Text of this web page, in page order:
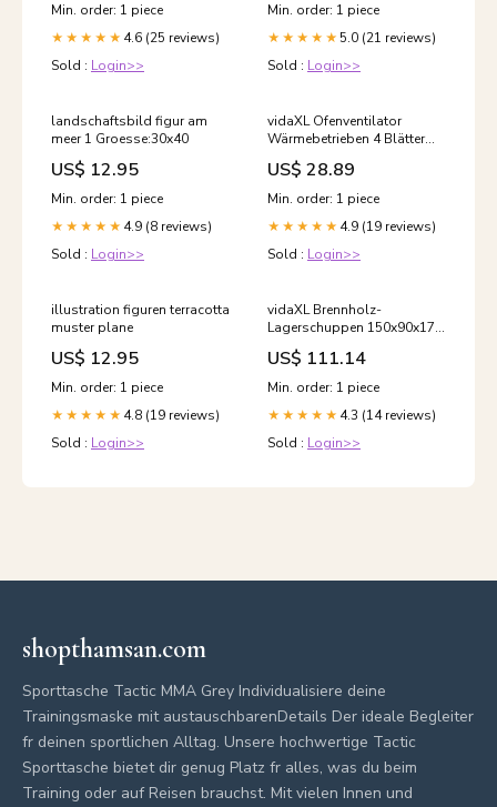
Min. order: 1 piece
★★★★★ 4.6 (25 reviews)
Sold : Login>>
Min. order: 1 piece
★★★★★ 5.0 (21 reviews)
Sold : Login>>
landschaftsbild figur am
meer 1 Groesse:30x40
US$ 12.95
Min. order: 1 piece
★★★★★ 4.9 (8 reviews)
Sold : Login>>
vidaXL Ofenventilator
Wärmebetrieben 4 Blätter
Schwarz JASION
US$ 28.89
Min. order: 1 piece
★★★★★ 4.9 (19 reviews)
Sold : Login>>
illustration figuren terracotta
muster plane
US$ 12.95
Min. order: 1 piece
★★★★★ 4.8 (19 reviews)
Sold : Login>>
vidaXL Brennholz-
Lagerschuppen 150x90x176
cm Kiefernholz Imprägniert
Size:150 x 90 x 176 cm
US$ 111.14
Min. order: 1 piece
★★★★★ 4.3 (14 reviews)
Sold : Login>>
shopthamsan.com
Sporttasche Tactic MMA Grey Individualisiere deine
Trainingsmaske mit austauschbarenDetails Der ideale Begleiter
fr deinen sportlichen Alltag. Unsere hochwertige Tactic
Sporttasche bietet dir genug Platz fr alles, was du beim
Training oder auf Reisen brauchst. Mit vielen Innen und